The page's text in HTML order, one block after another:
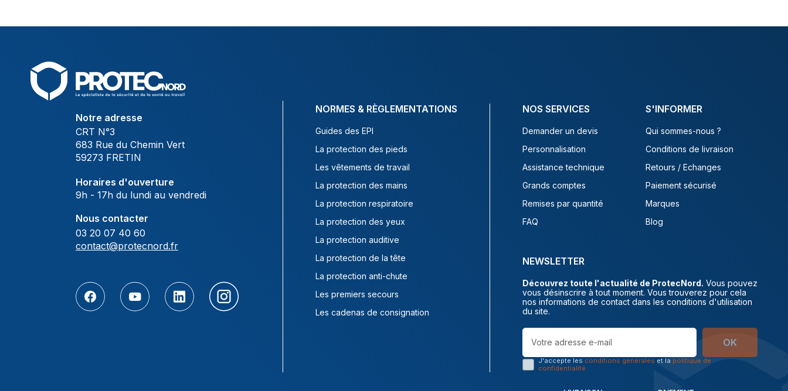
Notre adresse
CRT N°3
683 Rue du Chemin Vert
59273 FRETIN
Horaires d'ouverture
9h - 17h du lundi au vendredi
Nous contacter
03 20 07 40 60
contact@protecnord.fr
NORMES & RÈGLEMENTATIONS
Guides des EPI
La protection des pieds
Les vêtements de travail
La protection des mains
La protection respiratoire
La protection des yeux
La protection auditive
La protection de la tête
La protection anti-chute
Les premiers secours
Les cadenas de consignation
NOS SERVICES
Demander un devis
Personnalisation
Assistance technique
Grands comptes
Remises par quantité
FAQ
S'INFORMER
Qui sommes-nous ?
Conditions de livraison
Retours / Echanges
Paiement sécurisé
Marques
Blog
NEWSLETTER
Découvrez toute l'actualité de ProtecNord. Vous pouvez
vous désinscrire à tout moment. Vous trouverez pour cela
nos informations de contact dans les conditions d'utilisation
du site.
OK
J'accepte les conditions générales et la politique de
confidentialité